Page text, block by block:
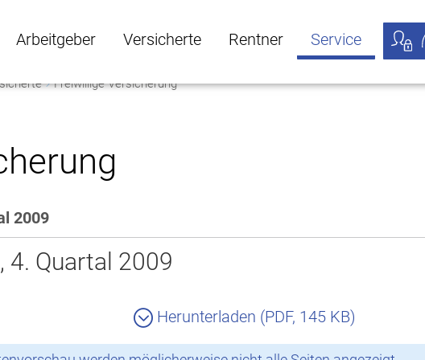
öffnen
Arbeitgeber
Arbeitgeber Untermenü öffnen
Versicherte
Versicherte Untermenü öffnen
Rentner Service
Freiwillige Versicherung
2009
4. Quartal 2009
Herunterladen (PDF, 145 KB)